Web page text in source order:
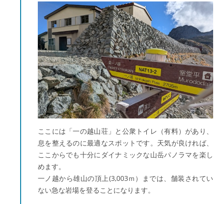
ここには「一の越山荘」と公衆トイレ（有料）があり、
息を整えるのに最適なスポットです。天気が良ければ、
ここからでも十分にダイナミックな山岳パノラマを楽し
めます。
一ノ越から雄山の頂上(3,003ｍ）までは、舗装されてい
ない急な岩場を登ることになります。